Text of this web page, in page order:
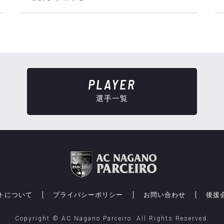
PLAYER
選手一覧
について プライバシーポリシー お問い合わせ 後援
Copyright © AC Nagano Parceiro. All Rights Reserved.